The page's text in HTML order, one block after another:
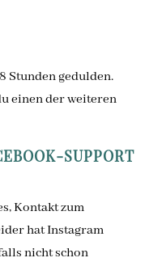
Stunden gedulden.
einen der weiteren
SUPPORT
Kontakt zum
hat Instagram
nicht schon